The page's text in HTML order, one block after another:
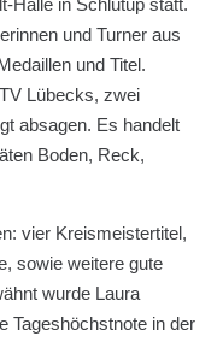
Halle in Schlutup statt.
und Turner aus
und Titel.
Lübecks, zwei
absagen. Es handelt
Boden, Reck,
vier Kreismeistertitel,
sowie weitere gute
wurde Laura
Tageshöchstnote in der